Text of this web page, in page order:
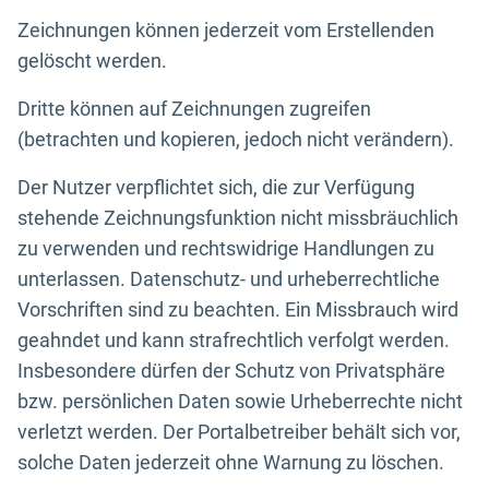
Zeichnungen können jederzeit vom Erstellenden
gelöscht werden.
Dritte können auf Zeichnungen zugreifen
(betrachten und kopieren, jedoch nicht verändern).
Der Nutzer verpflichtet sich, die zur Verfügung
stehende Zeichnungsfunktion nicht missbräuchlich
zu verwenden und rechtswidrige Handlungen zu
unterlassen. Datenschutz- und urheberrechtliche
Vorschriften sind zu beachten. Ein Missbrauch wird
geahndet und kann strafrechtlich verfolgt werden.
Insbesondere dürfen der Schutz von Privatsphäre
bzw. persönlichen Daten sowie Urheberrechte nicht
verletzt werden. Der Portalbetreiber behält sich vor,
solche Daten jederzeit ohne Warnung zu löschen.